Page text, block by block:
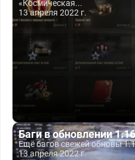
«Космическая...
13 апреля 2022 г.
Баги в обновлении
Ещё багов свежей обновы
13 апреля 2022 г.